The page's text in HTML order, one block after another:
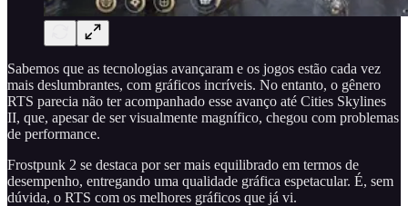
Sabemos que as tecnologias avançaram e os jogos estão cada vez
mais deslumbrantes, com gráficos incríveis. No entanto, o gênero
RTS parecia não ter acompanhado esse avanço até Cities Skylines
II, que, apesar de ser visualmente magnífico, chegou com problemas
de performance.
Frostpunk 2 se destaca por ser mais equilibrado em termos de
desempenho, entregando uma qualidade gráfica espetacular. É, sem
dúvida, o RTS com os melhores gráficos que já vi.